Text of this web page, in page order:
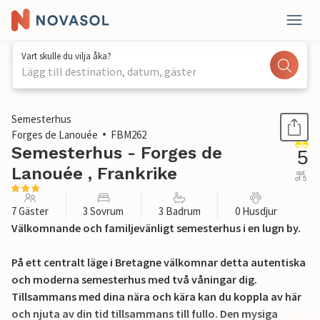
Vart skulle du vilja åka?
Lägg till destination, datum, gäster
1 / 21
Semesterhus
Forges de Lanouée
FBM262
Semesterhus - Forges de
Lanouée , Frankrike
5
out
of 5
7 Gäster 3 Sovrum 3 Badrum 0 Husdjur
Välkomnande och familjevänligt semesterhus i en lugn by.
På ett centralt läge i Bretagne välkomnar detta autentiska
och moderna semesterhus med två våningar dig.
Tillsammans med dina nära och kära kan du koppla av här
och njuta av din tid tillsammans till fullo. Den mysiga